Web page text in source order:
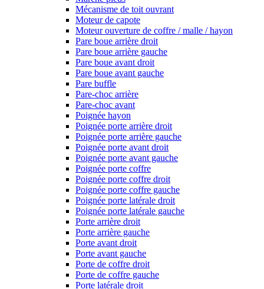
Mécanisme de toit ouvrant
Moteur de capote
Moteur ouverture de coffre / malle / hayon
Pare boue arrière droit
Pare boue arrière gauche
Pare boue avant droit
Pare boue avant gauche
Pare buffle
Pare-choc arrière
Pare-choc avant
Poignée hayon
Poignée porte arrière droit
Poignée porte arrière gauche
Poignée porte avant droit
Poignée porte avant gauche
Poignée porte coffre
Poignée porte coffre droit
Poignée porte coffre gauche
Poignée porte latérale droit
Poignée porte latérale gauche
Porte arrière droit
Porte arrière gauche
Porte avant droit
Porte avant gauche
Porte de coffre droit
Porte de coffre gauche
Porte latérale droit